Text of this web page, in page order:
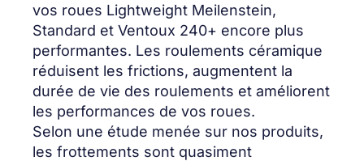
vos roues Lightweight Meilenstein,
Standard et Ventoux 240+ encore plus
performantes. Les roulements céramique
réduisent les frictions, augmentent la
durée de vie des roulements et améliorent
les performances de vos roues.
Selon une étude menée sur nos produits,
les frottements sont quasiment